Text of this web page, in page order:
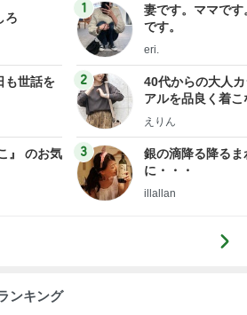
ろ
も世話を
』 のお気
1
妻です。ママです
です。
eri.
2
40代からの大人
アルを品良く着こ
ファッションブロ
えりん
3
銀の滴降る降るま
に・・・
illallan
ンキング